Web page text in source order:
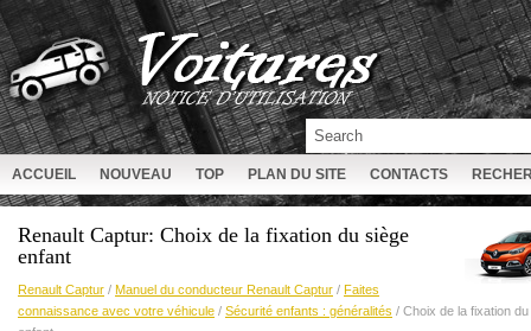
ACCUEIL NOUVEAU TOP PLAN DU SITE CONTACTS
Renault Captur: Choix de la fixation du siège
enfant
Renault Captur / Manuel du conducteur Renault Captur / Faites
connaissance avec votre véhicule / Sécurité enfants : généralités / Choix de la fixation